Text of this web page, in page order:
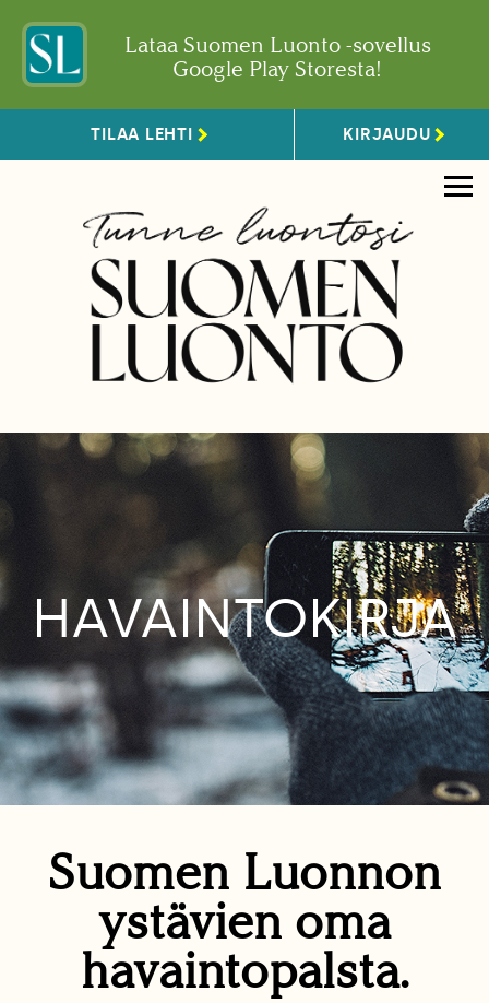
Lataa Suomen Luonto -sovellus
Google Play Storesta!
TILAA LEHTI KIRJAUDU
HAVAINTOKIRJA
Suomen Luonnon
ystävien oma
havaintopalsta.